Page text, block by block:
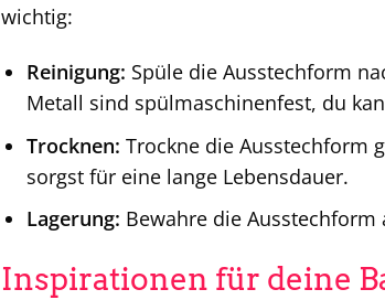
wichtig:
Reinigung: Spüle die Ausstechform
Metall sind spülmaschinenfest, du
Trocknen: Trockne die Ausstechform
sorgst für eine lange Lebensdauer.
Lagerung: Bewahre die
Inspirationen für deine